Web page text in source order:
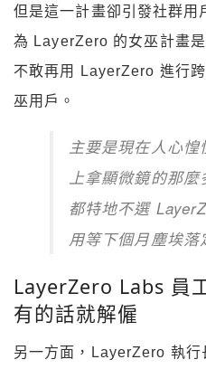
但是這一計畫卻引發社群用
為 LayerZero 的女巫計畫
不敢再用 LayerZero 進行
巫用戶。
主要是現在人心
上拿顯微鏡的那
都特地不選
用等下個月塵埃落
LayerZero Labs 員
有的話就解僱
另一方面，LayerZero 執行